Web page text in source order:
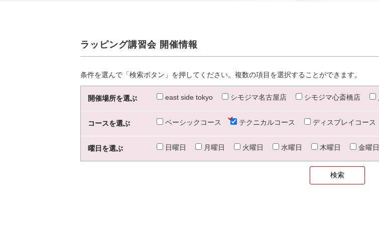
ラッピング講習会 開催情報
条件を選んで「検索ボタン」を押してください。複数の項目を選択することができます。
開催場所を選ぶ east side tokyo シモジマ名古屋店 シモジマ心斎橋店
コースを選ぶ ベーシックコース テクニカルコース ディスプレイコース
曜日を選ぶ 日曜日 月曜日 火曜日 水曜日 木曜日 金曜日